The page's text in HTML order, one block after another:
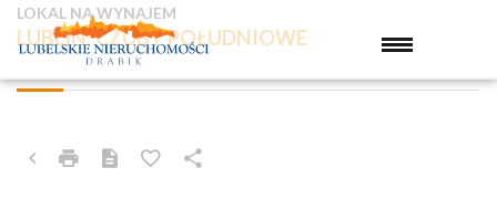
LUBLIN, CZUBY POŁUDNIOWE
LOKAL NA WYNAJEM